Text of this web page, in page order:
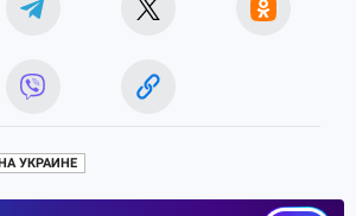
УКРАИНЕ